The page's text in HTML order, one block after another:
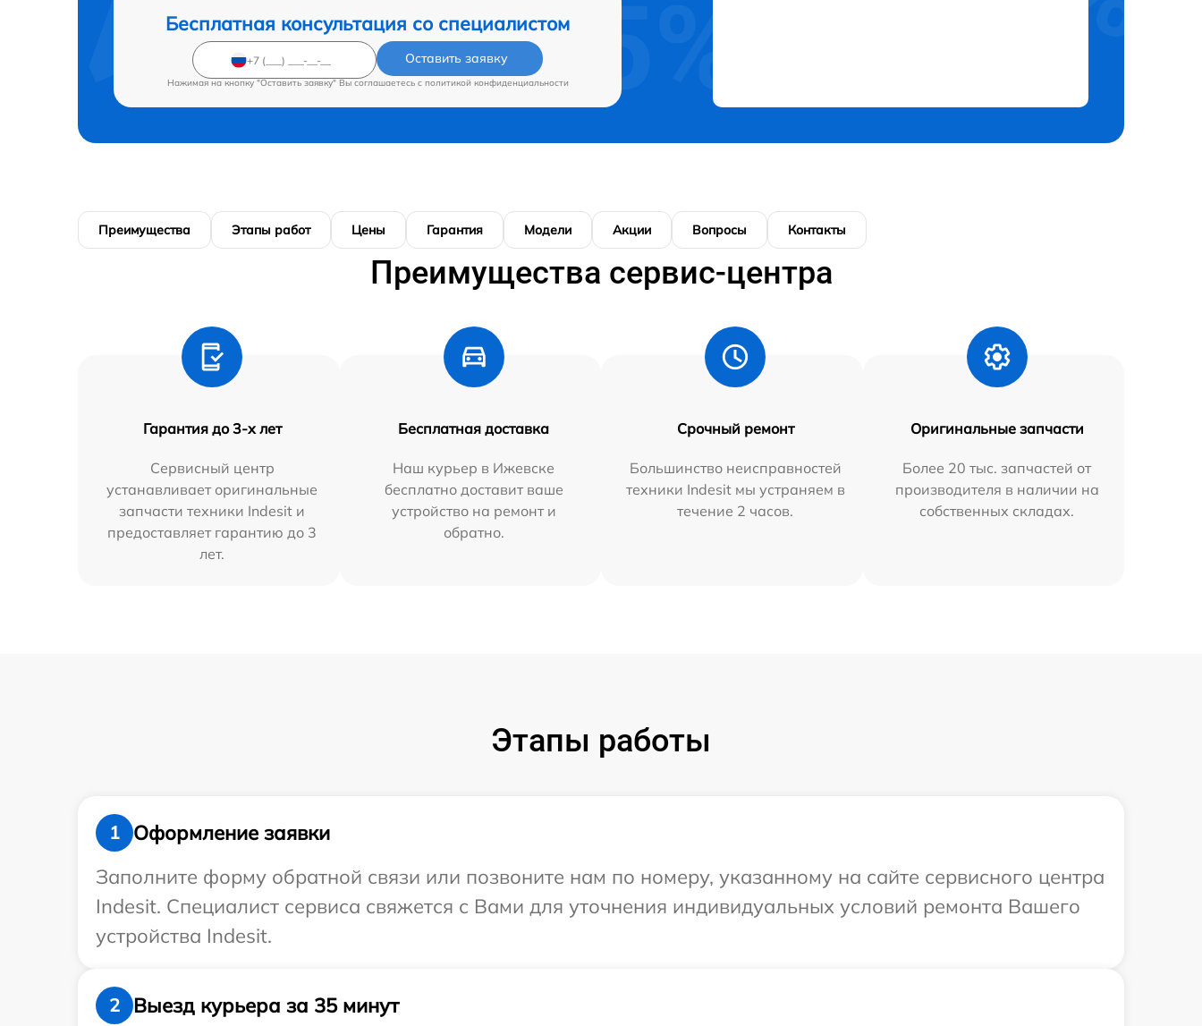
Бесплатная консультация со специалистом
Оставить заявку
Нажимая на кнопку "Оставить заявку" Вы соглашаетесь c политикой конфиденциальности
Преимущества Этапы работ Цены Гарантия Модели Акции Вопросы Контакты
Преимущества сервис-центра
Гарантия до 3-х лет
Сервисный центр
устанавливает оригинальные
запчасти техники Indesit и
предоставляет гарантию до 3
лет.
Бесплатная доставка
Наш курьер в Ижевске
бесплатно доставит ваше
устройство на ремонт и
обратно.
Срочный ремонт
Большинство неисправностей
техники Indesit мы устраняем в
течение 2 часов.
Оригинальные запчасти
Более 20 тыс. запчастей от
производителя в наличии на
собственных складах.
Этапы работы
1
Оформление заявки
Заполните форму обратной связи или позвоните нам по номеру, указанному на сайте сервисного центра
Indesit. Специалист сервиса свяжется с Вами для уточнения индивидуальных условий ремонта Вашего
устройства Indesit.
2
Выезд курьера за 35 минут